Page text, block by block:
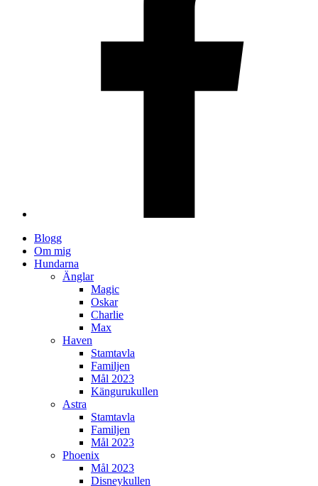
Blogg
Om mig
Hundarna
Änglar
Magic
Oskar
Charlie
Max
Haven
Stamtavla
Familjen
Mål 2023
Kängurukullen
Astra
Stamtavla
Familjen
Mål 2023
Phoenix
Mål 2023
Disneykullen